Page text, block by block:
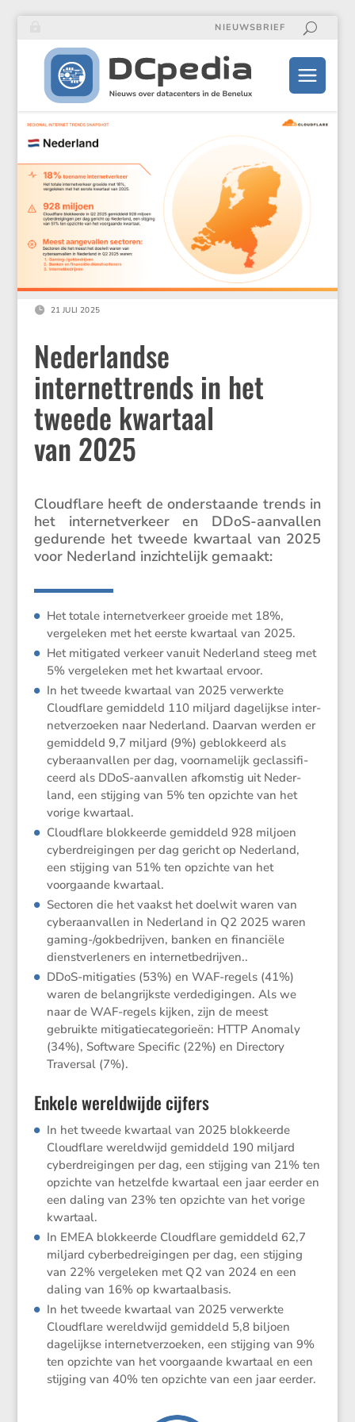
NIEUWSBRIEF
 21 JULI 2025
Nederlandse
internettrends in het
tweede kwartaal
van 2025
Cloud­flare heeft de onder­staande trends in
het inter­net­ver­keer en DDoS-aanvallen
gedurende het tweede kwartaal van 2025
voor Neder­land inzich­te­lijk gemaakt:
Het totale inter­net­ver­keer groeide met 18%,
verge­leken met het eerste kwartaal van 2025.
Het mitigated verkeer vanuit Neder­land steeg met
5% verge­leken met het kwartaal ervoor.
In het tweede kwartaal van 2025 verwerkte
Cloud­flare gemid­deld 110 miljard dagelijkse inter­
net­ver­zoeken naar Neder­land. Daarvan werden er
gemid­deld 9,7 miljard (9%) geblok­keerd als
cyber­aan­vallen per dag, voorna­me­lijk geclas­si­fi­
ceerd als DDoS-aanvallen afkom­stig uit Neder­
land, een stijging van 5% ten opzichte van het
vorige kwartaal.
Cloud­flare blokkeerde gemid­deld 928 miljoen
cyber­drei­gingen per dag gericht op Neder­land,
een stijging van 51% ten opzichte van het
voorgaande kwartaal.
Sectoren die het vaakst het doelwit waren van
cyber­aan­vallen in Neder­land in Q2 2025 waren
gaming-/gokbe­drijven, banken en finan­ciële
dienst­ver­le­ners en internetbedrijven..
DDoS-mitiga­ties (53%) en WAF-regels (41%)
waren de belang­rijkste verde­di­gingen. Als we
naar de WAF-regels kijken, zijn de meest
gebruikte mitiga­tie­ca­te­go­rieën: HTTP Anomaly
(34%), Software Specific (22%) en Direc­tory
Traversal (7%).
Enkele wereldwijde cijfers
In het tweede kwartaal van 2025 blokkeerde
Cloud­flare wereld­wijd gemid­deld 190 miljard
cyber­drei­gingen per dag, een stijging van 21% ten
opzichte van hetzelfde kwartaal een jaar eerder en
een daling van 23% ten opzichte van het vorige
kwartaal.
In EMEA blokkeerde Cloud­flare gemid­deld 62,7
miljard cyber­be­drei­gingen per dag, een stijging
van 22% verge­leken met Q2 van 2024 en een
daling van 16% op kwartaalbasis.
In het tweede kwartaal van 2025 verwerkte
Cloud­flare wereld­wijd gemid­deld 5,8 biljoen
dagelijkse inter­net­ver­zoeken, een stijging van 9%
ten opzichte van het voorgaande kwartaal en een
stijging van 40% ten opzichte van een jaar eerder.